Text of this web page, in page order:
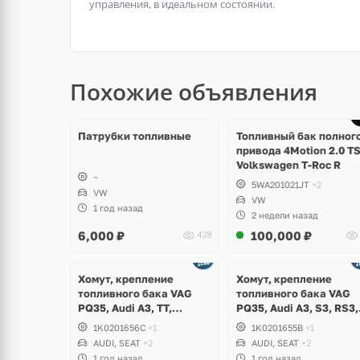
управления, в идеальном состоянии.
Похожие объявления
Патрубки топливные
~
VW
1 год назад
6,000 ₽ 428
Топливный бак
привода 4Motion 2.0
Volkswagen T-Roc R
5WA201021JT +2
VW
2 недели назад
100,000 ₽
Хомут, крепление
топливного бака VAG
PQ35, Audi A3, TT,
Volkswagen Golf V, VI,
Plus, Jetta, Scirocco, Eos,
Beetle, Skoda Octavia A5
1K0201656C +1
AUDI, SEAT +2
1 год назад
Хомут, крепление
топливного бака VAG
PQ35, Audi A3, S3, RS3,
TT, TTS, TTRS,
Volkswagen Golf V R32,
VI R, 4Motion, Skoda
1K0201655B +1
AUDI, SEAT +2
1 год назад